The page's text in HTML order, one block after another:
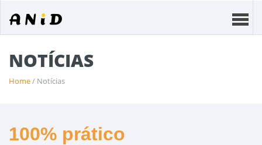
NOTÍCIAS
Home/ Notícias
100% prático